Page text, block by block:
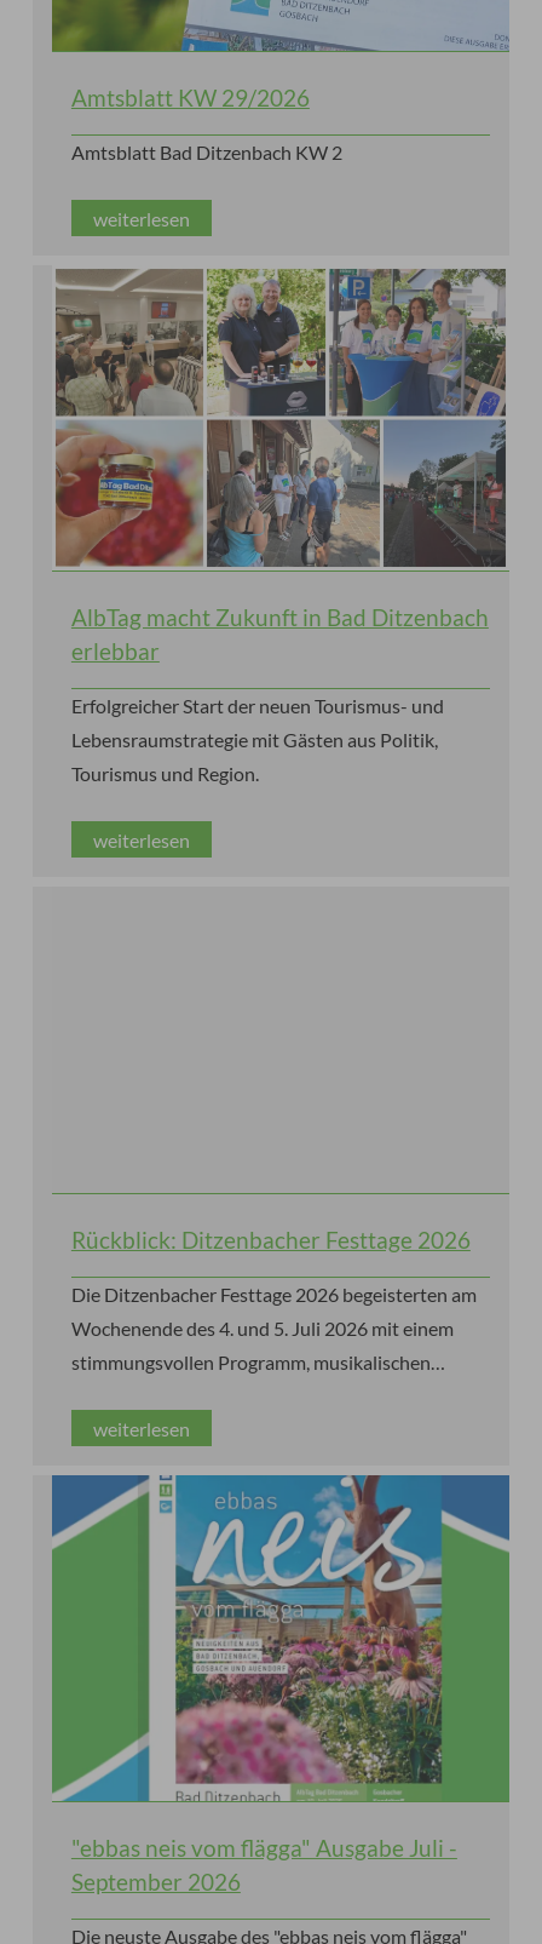
Amtsblatt KW 29/2026
Amtsblatt Bad Ditzenbach KW 2
weiterlesen
AlbTag macht Zukunft in Bad Ditzenbach
erlebbar
Erfolgreicher Start der neuen Tourismus- und
Tourismus und Region.
Rückblick: Ditzenbacher Festtage 2026
Die Ditzenbacher Festtage 2026 begeisterten am
stimmungsvollen Programm, musikalischen
Menge guter Laune und Sonnenschein.
weiterlesen
"ebbas neis vom flägga" Ausgabe Juli -